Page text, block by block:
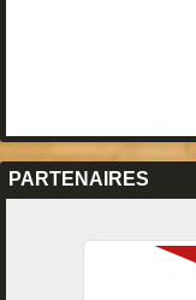
PARTENAIRES